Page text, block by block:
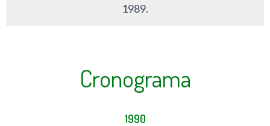
1989.
Cronograma
1990